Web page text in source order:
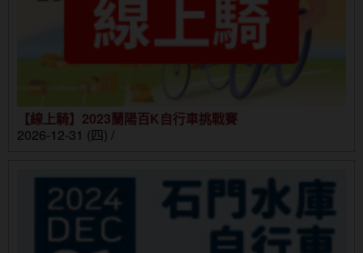
【線上騎】2023蘭陽百K自行車挑戰賽
2026-12-31 (四) /